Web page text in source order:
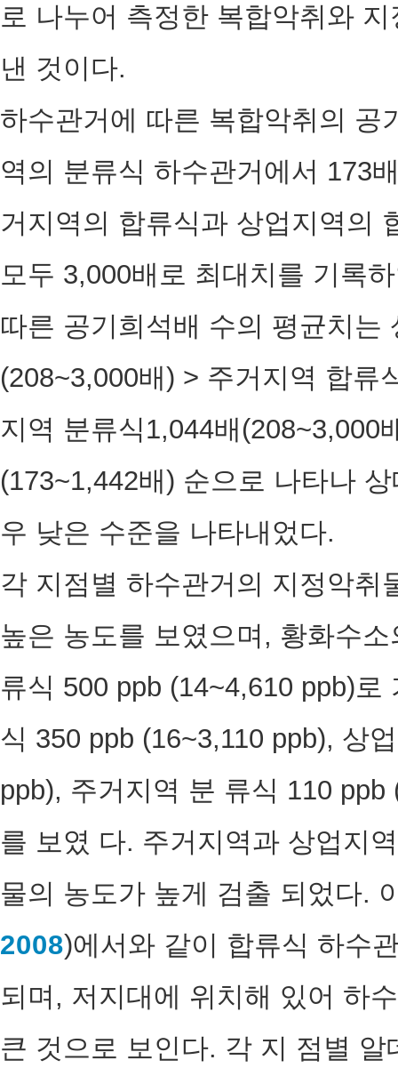
로 나누어 측정한 복합악취와
낸 것이다.
하수관거에 따른 복합악취의 공
역의 분류식 하수관거에서 173
거지역의 합류식과 상업지역의
모두 3,000배로 최대치를 기록
따른 공기희석배 수의 평균치는
(208~3,000배) > 주거지역 합류
지역 분류식1,044배(208~3,000
(173~1,442배) 순으로 나타나
우 낮은 수준을 나타내었다.
각 지점별 하수관거의 지정악취
높은 농도를 보였으며, 황화수
류식 500 ppb (14~4,610 ppb)
식 350 ppb (16~3,110 ppb), 상
ppb), 주거지역 분 류식 110
를 보였 다. 주거지역과 상업지
물의 농도가 높게 검출 되었다.
2008)에서와 같이 합류식 하수
되며, 저지대에 위치해 있어 하
큰 것으로 보인다. 각 지 점별